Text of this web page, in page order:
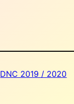
DNC 2019 / 2020